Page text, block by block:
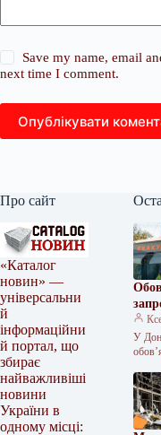
Save my name, email
next time I comment.
Опублікувати
Про сайт
«Каталог
новин» —
універсальни
й
інформаційни
й портал, що
збирає
найважливіші
новини
України в
одному місці:
У